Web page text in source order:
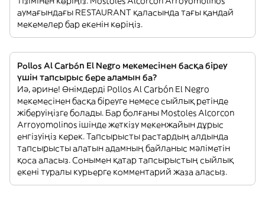
аумағындағы RESTAURANT қаласында тағы қандай
мекемелер бар екенін көріңіз.
Pollos Al Carbón El Negro мекемесінен басқа біреу
үшін тапсырыс бере аламын ба?
Иә, әрине! Өнімдерді Pollos Al Carbón El Negro
мекемесінен басқа біреуге немесе сыйлық ретінде
жіберуіңізге болады. Бар болғаны Mostoles Alcorcon
Arroyomolinos ішінде жеткізу мекенжайын дұрыс
енгізуіңіз керек. Тапсырысты растардың алдында
тапсырысты алатын адамның байланыс мәліметін
қоса аласыз. Сонымен қатар тапсырыстың сыйлық
екені туралы курьерге комментарий жаза аласыз.